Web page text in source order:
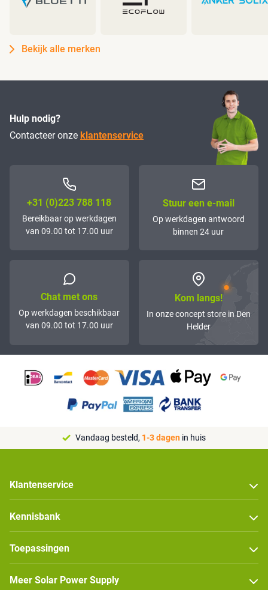
Bekijk alle merken
Hulp nodig?
Contacteer onze klantenservice
+31 (0)223 788 118
Bereikbaar op werkdagen
van 09.00 tot 17.00 uur
Stuur een e-mail
Op werkdagen antwoord
binnen 24 uur
Chat met ons
Op werkdagen beschikbaar
van 09.00 tot 17.00 uur
Kom langs!
In onze concept store in Den
Helder
Vandaag besteld, 1-3 dagen in huis
Klantenservice
Kennisbank
Toepassingen
Meer Solar Power Supply